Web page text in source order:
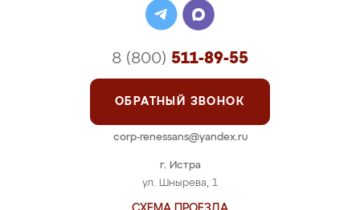
г. Истра
ул. Шнырева, 1
8 (800) 511-89-55
ОБРАТНЫЙ ЗВОНОК
corp-renessans@yandex.ru